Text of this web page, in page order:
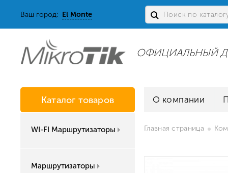
Ваш город: El Monte
ОФИЦИАЛЬНЫЙ
Каталог товаров
WI-FI Маршрутизаторы
Маршрутизаторы
О компании
Главная страница